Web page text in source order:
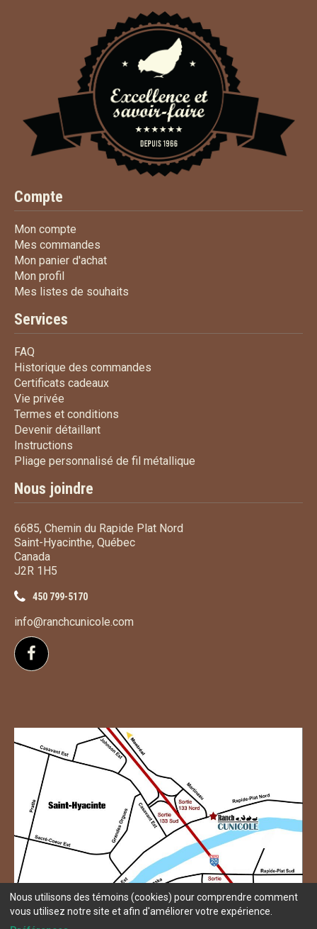
Compte
Mon compte
Mes commandes
Mon panier d'achatMon panier d'achat
Mon profil
Mes listes de souhaits
Services
FAQ
Historique des commandes
Certificats cadeauxCertificats cadeaux
Vie privée
Termes et conditions
Devenir détaillantDevenir détaillant
Instructions
Pliage personnalisé de fil métallique
Nous joindre
6685, Chemin du Rapide Plat Nord
Saint-Hyacinthe, Québec
Canada
J2R 1H5
450 799-5170
info@ranchcunicole.com
Suivez-nous sur Facebook
Nous utilisons des témoins (cookies) pour comprendre comment
vous utilisez notre site et afin d'améliorer votre expérience.